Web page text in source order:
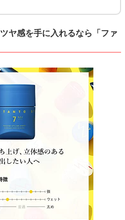
ヤ感を手に入れるなら「ファ